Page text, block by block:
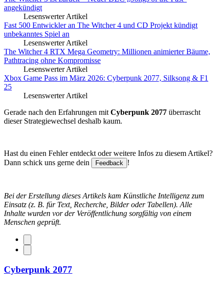
angekündigt
Lesenswerter Artikel
Fast 500 Entwickler an The Witcher 4 und CD Projekt kündigt
unbekanntes Spiel an
Lesenswerter Artikel
The Witcher 4 RTX Mega Geometry: Millionen animierter Bäume,
Pathtracing ohne Kompromisse
Lesenswerter Artikel
Xbox Game Pass im März 2026: Cyberpunk 2077, Silksong & F1
25
Lesenswerter Artikel
Gerade nach den Erfahrungen mit Cyberpunk 2077 überrascht
dieser Strategiewechsel deshalb kaum.
Hast du einen Fehler entdeckt oder weitere Infos zu diesem Artikel?
Dann schick uns gerne dein
Feedback !
Bei der Erstellung dieses Artikels kam Künstliche Intelligenz zum
Einsatz (z. B. für Text, Recherche, Bilder oder Tabellen). Alle
Inhalte wurden vor der Veröffentlichung sorgfältig von einem
Menschen geprüft.
Cyberpunk 2077